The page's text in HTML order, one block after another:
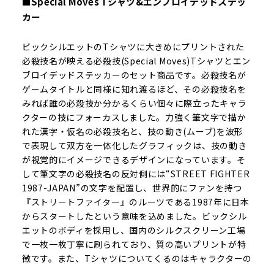
カー
ビックシルエットのTシャツに大きめにプリントされた
必殺技名が映える必殺技(Special Moves)Tシャツとエン
ブロイデッドステッカーのセット商品です。必殺技名が
ゲームタイトルと同様に知れ渡るほど、その必殺技名を
みれば誰の必殺技か分かるくらい個々に際立ったキャラ
クターの技にフォーカスしました。力強く筆文字で描か
れた漢字・仮名の必殺技名と、技の動き(ムーブ)を波形
で表現して双方を一体化したグラフィックは、技の動き
が視覚的にイメージできるデザインになっています。そ
して筆文字の必殺技名の反対側には“STREET FIGHTER
1987-JAPAN”の文字を配置し、世界的にファンを持つ
『ストリートファイター』のルーツである1987年に日本
からスタートしたという意味を込めました。ビックシル
エットのボディを採用し、国内のシルクスクリーン工場
で一枚一枚丁寧に刷られており、質の高いプリントが特
徴です。また、Tシャツについてくるのはキャラクターの